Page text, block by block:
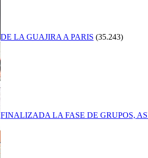
DE LA GUAJIRA A PARIS (35.243)
FINALIZADA LA FASE DE GRUPOS,